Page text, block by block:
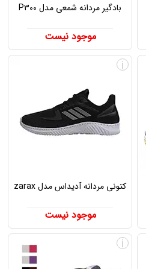
بادگیر مردانه شمعی مدل P300
موجود نیست
کتونی مردانه آدیداس مدل zarax
موجود نیست
i
i